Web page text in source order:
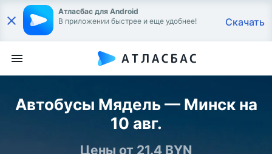
Атласбас для Android
В приложении быстрее и еще удобнее!
Скачать
Автобусы Мядель — Минск на
10 авг.
Цены от 21.4 BYN